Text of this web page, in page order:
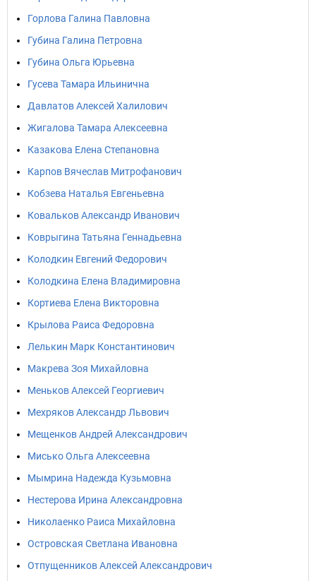
Горлова Галина Павловна
Губина Галина Петровна
Губина Ольга Юрьевна
Гусева Тамара Ильинична
Давлатов Алексей Халилович
Жигалова Тамара Алексеевна
Казакова Елена Степановна
Карпов Вячеслав Митрофанович
Кобзева Наталья Евгеньевна
Ковальков Александр Иванович
Коврыгина Татьяна Геннадьевна
Колодкин Евгений Федорович
Колодкина Елена Владимировна
Кортиева Елена Викторовна
Крылова Раиса Федоровна
Лелькин Марк Константинович
Макрева Зоя Михайловна
Меньков Алексей Георгиевич
Мехряков Александр Львович
Мещенков Андрей Александрович
Мисько Ольга Алексеевна
Мымрина Надежда Кузьмовна
Нестерова Ирина Александровна
Николаенко Раиса Михайловна
Островская Светлана Ивановна
Отпущенников Алексей Александрович